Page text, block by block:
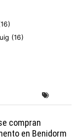
(16)
compran
en Benidorm